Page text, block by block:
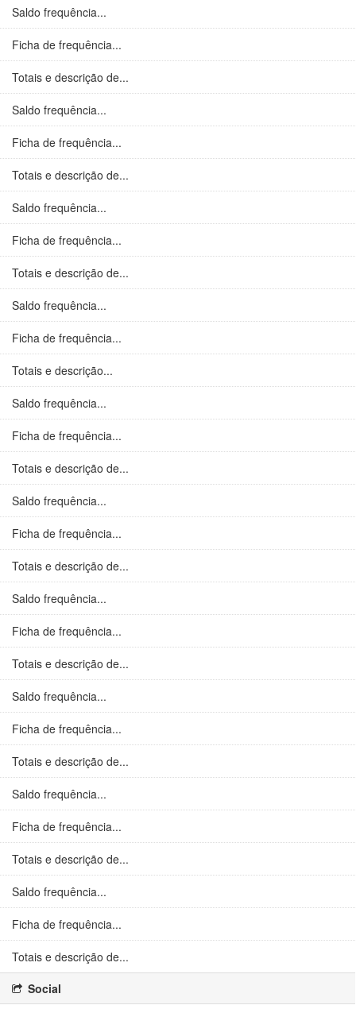
Saldo frequência...
Ficha de frequência...
Totais e descrição de...
Saldo frequência...
Ficha de frequência...
Totais e descrição de...
Saldo frequência...
Ficha de frequência...
Totais e descrição de...
Saldo frequência...
Ficha de frequência...
Totais e descrição...
Saldo frequência...
Ficha de frequência...
Totais e descrição de...
Saldo frequência...
Ficha de frequência...
Totais e descrição de...
Saldo frequência...
Ficha de frequência...
Totais e descrição de...
Saldo frequência...
Ficha de frequência...
Totais e descrição de...
Saldo frequência...
Ficha de frequência...
Totais e descrição de...
Saldo frequência...
Ficha de frequência...
Totais e descrição de...
Social